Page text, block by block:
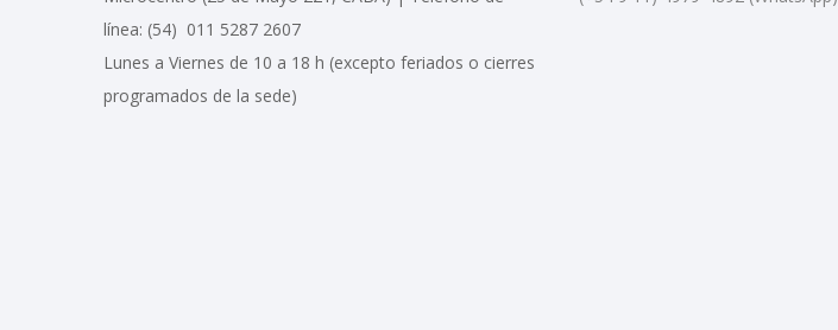
línea: (54) 011 5287 2607
Lunes a Viernes de 10 a 18 h (excepto feriados o cierres
programados de la sede)